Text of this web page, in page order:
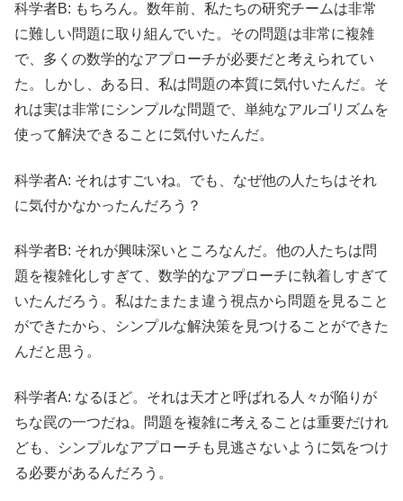
科学者B: もちろん。数年前、私たちの研究チームは非常
に難しい問題に取り組んでいた。その問題は非常に複雑
で、多くの数学的なアプローチが必要だと考えられてい
た。しかし、ある日、私は問題の本質に気付いたんだ。そ
れは実は非常にシンプルな問題で、単純なアルゴリズムを
使って解決できることに気付いたんだ。
科学者A: それはすごいね。でも、なぜ他の人たちはそれ
に気付かなかったんだろう？
科学者B: それが興味深いところなんだ。他の人たちは問
題を複雑化しすぎて、数学的なアプローチに執着しすぎて
いたんだろう。私はたまたま違う視点から問題を見ること
ができたから、シンプルな解決策を見つけることができた
んだと思う。
科学者A: なるほど。それは天才と呼ばれる人々が陥りが
ちな罠の一つだね。問題を複雑に考えることは重要だけれ
ども、シンプルなアプローチも見逃さないように気をつけ
る必要があるんだろう。